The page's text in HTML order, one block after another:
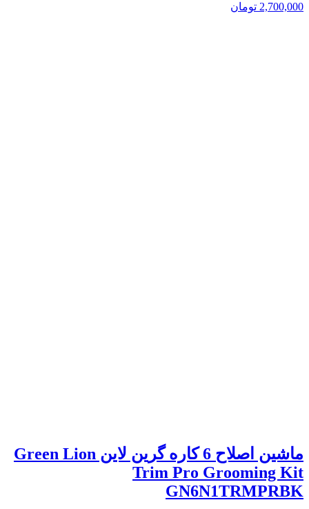
2,700,000 تومان
ماشین اصلاح 6 کاره گرین لاین Green Lion
Trim Pro Grooming Kit
GN6N1TRMPRBK